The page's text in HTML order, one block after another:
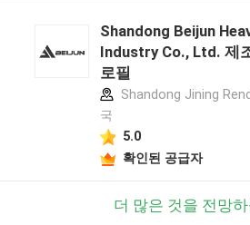
Shandong Beijun
Industry Co., Ltd. 제
로필
Shandong Jining
국
5.0
확인된 공급자
더 많은 것을 전망